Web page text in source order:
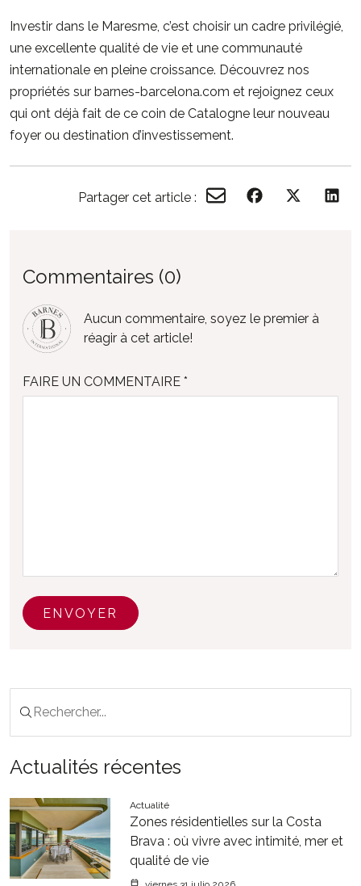
Investir dans le Maresme, c’est choisir un cadre privilégié,
une excellente qualité de vie et une communauté
internationale en pleine croissance. Découvrez nos
propriétés sur barnes-barcelona.com et rejoignez ceux
qui ont déjà fait de ce coin de Catalogne leur nouveau
foyer ou destination d’investissement.
Partager cet article :
Commentaires (0)
Aucun commentaire, soyez le premier à
réagir à cet article!
FAIRE UN COMMENTAIRE *
ENVOYER
Actualités récentes
Actualité
Zones résidentielles sur la Costa
Brava : où vivre avec intimité, mer et
qualité de vie